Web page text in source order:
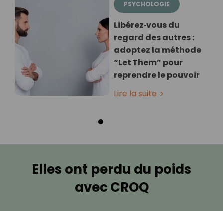
PSYCHOLOGIE
Libérez‑vous du
regard des autres :
adoptez la méthode
“Let Them” pour
reprendre le pouvoir
Lire la suite
Elles ont perdu du poids
avec CROQ